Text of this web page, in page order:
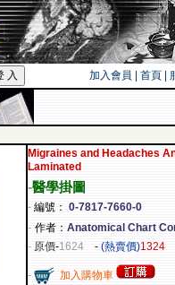
加入會員 首頁
Migraines and Headaches
Laminated
-醫學掛圖
- 編號： 0-7817-7660-0
- 作者： Anatomical Chart
- 原價-1624 - (熱賣價)1324
-
加入購物車